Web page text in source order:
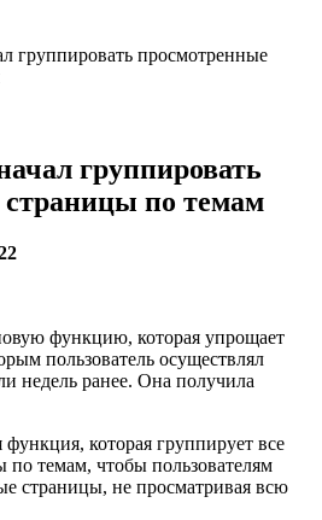
группировать просмотренные
группировать
по темам
функцию, которая упрощает
пользователь осуществлял
недель ранее. Она получила
функция, которая группирует все
темам, чтобы пользователям
страницы, не просматривая всю